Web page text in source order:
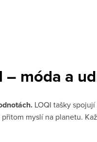
– móda a
LOQI tašky
myslí na planetu.